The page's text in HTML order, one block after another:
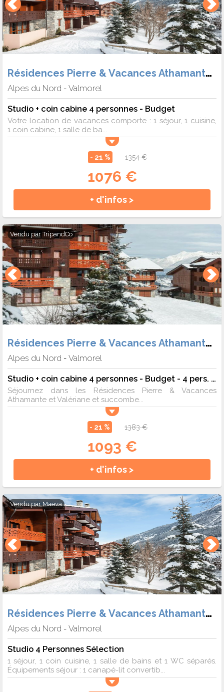
Résidences Pierre & Vacances Athamante et Valériane
Alpes du Nord - Valmorel
Studio + coin cabine 4 personnes - Budget
Votre location de vacances comporte : 1 séjour, 1 cuisine,
1 coin cabine, 1 salle de ba...
- 21 % 1354 €
1076 €
+ d'infos >
Vendu parTripandCo
Résidences Pierre & Vacances Athamante et Valériane
Alpes du Nord - Valmorel
Studio + coin cabine 4 personnes - Budget - 4 pers. - 27m2 - TV
Séjournez dans les Résidences Pierre & Vacances
Athamante et Valériane et succombe...
- 21 % 1383 €
1093 €
+ d'infos >
Vendu parMaeva
Résidences Pierre & Vacances Athamante et Valériane
Alpes du Nord - Valmorel
Studio 4 Personnes Sélection
1 séjour, 1 coin cuisine, 1 salle de bains et 1 WC séparés.
Équipements séjour : 1 canapé-lit convertib...